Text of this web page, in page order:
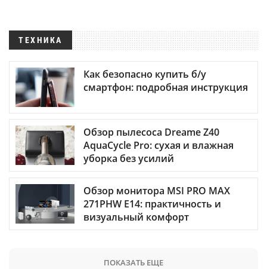
ТЕХНИКА
Как безопасно купить б/у
смартфон: подробная инструкция
Обзор пылесоса Dreame Z40
AquaCycle Pro: сухая и влажная
уборка без усилий
Обзор монитора MSI PRO MAX
271PHW E14: практичность и
визуальный комфорт
ПОКАЗАТЬ ЕЩЕ